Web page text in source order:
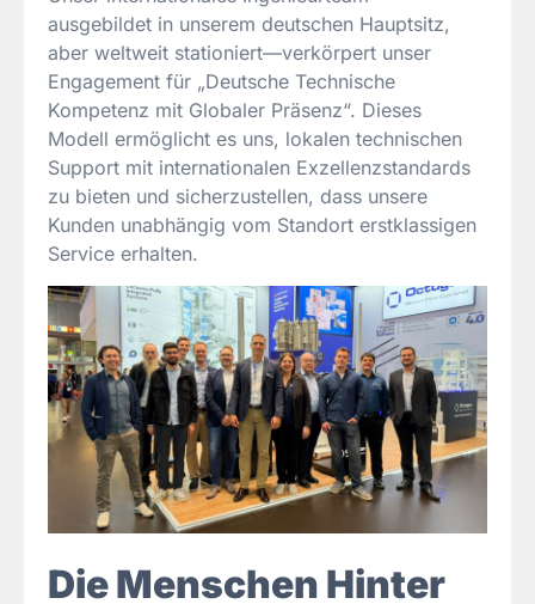
ausgebildet in unserem deutschen Hauptsitz,
aber weltweit stationiert—verkörpert unser
Engagement für „Deutsche Technische
Kompetenz mit Globaler Präsenz“. Dieses
Modell ermöglicht es uns, lokalen technischen
Support mit internationalen Exzellenzstandards
zu bieten und sicherzustellen, dass unsere
Kunden unabhängig vom Standort erstklassigen
Service erhalten.
Die Menschen Hinter